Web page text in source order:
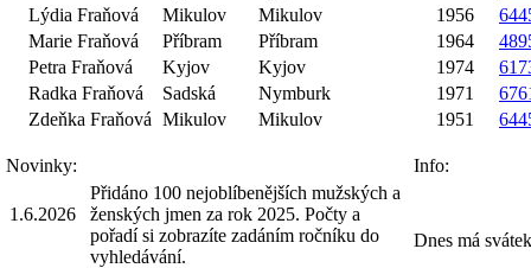
Lýdia Fraňová
Mikulov Mikulov 1956
Marie Fraňová
Příbram Příbram 1964
Petra Fraňová
Kyjov Kyjov 1974
Radka Fraňová
Sadská Nymburk 1971
Zdeňka Fraňová Mikulov Mikulov 1951
Novinky: Info:
1.6.2026
Přidáno 100 nejoblíbenějších mužských a
ženských jmen za rok 2025. Počty a
pořadí si zobrazíte zadáním ročníku do
vyhledávání.
Dnes má